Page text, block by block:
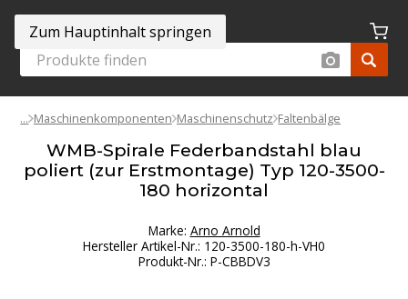
Zum Hauptinhalt springen
Maschinenkomponenten Maschinenschutz Faltenbälge
WMB-Spirale Federbandstahl blau
poliert (zur Erstmontage) Typ 120-3500-
180 horizontal
Marke: Arno Arnold
Hersteller Artikel-Nr.: 120-3500-180-h-VH0
Produkt-Nr.: P-CBBDV3